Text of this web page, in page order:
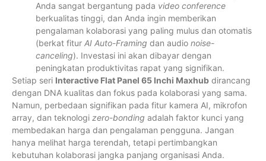
Anda sangat bergantung pada video conference
berkualitas tinggi, dan Anda ingin memberikan
pengalaman kolaborasi yang paling mulus dan otomatis
(berkat fitur AI Auto-Framing dan audio noise-
canceling). Investasi ini akan dibayar dengan
peningkatan produktivitas rapat yang signifikan.
Setiap seri Interactive Flat Panel 65 Inchi Maxhub dirancang
dengan DNA kualitas dan fokus pada kolaborasi yang sama.
Namun, perbedaan signifikan pada fitur kamera AI, mikrofon
array, dan teknologi zero-bonding adalah faktor kunci yang
membedakan harga dan pengalaman pengguna. Jangan
hanya melihat harga terendah, tetapi pertimbangkan
kebutuhan kolaborasi jangka panjang organisasi Anda.